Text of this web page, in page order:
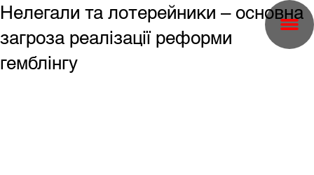
Нелегали та лотерейники – основна
загроза реалізації реформи
гемблінгу